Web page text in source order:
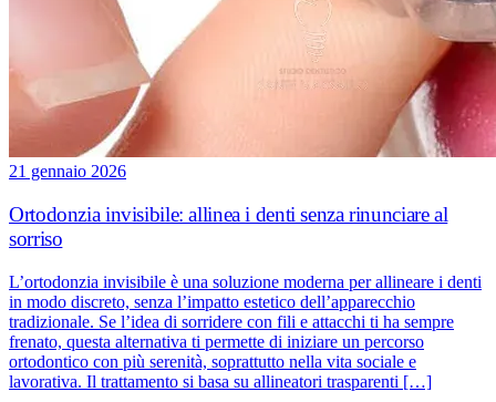
21 gennaio 2026
Ortodonzia invisibile: allinea i denti senza rinunciare al
sorriso
L’ortodonzia invisibile è una soluzione moderna per allineare i denti
in modo discreto, senza l’impatto estetico dell’apparecchio
tradizionale. Se l’idea di sorridere con fili e attacchi ti ha sempre
frenato, questa alternativa ti permette di iniziare un percorso
ortodontico con più serenità, soprattutto nella vita sociale e
lavorativa. Il trattamento si basa su allineatori trasparenti […]